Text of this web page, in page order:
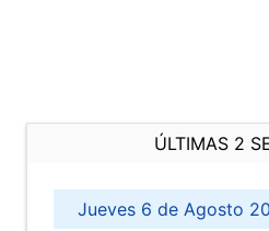
ÚLTIMAS 2
Jueves 6 de Agosto